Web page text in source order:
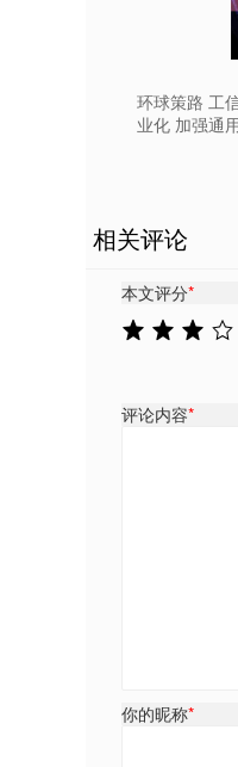
环球策路 工
业化 加强通
相关评论
本文评分*
评论内容*
你的昵称*